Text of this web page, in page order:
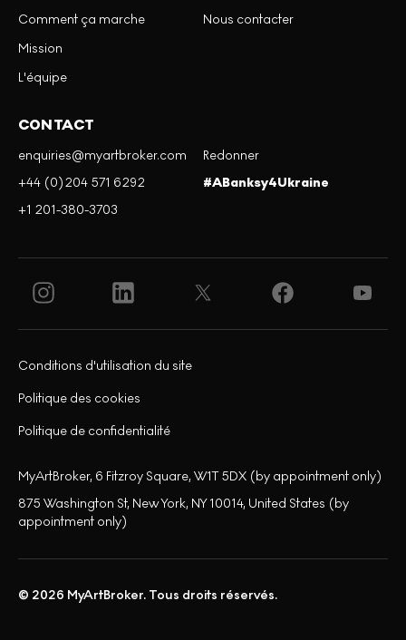
Comment ça marche
Mission
L'équipe
Nous contacter
CONTACT
enquiries@myartbroker.com
+44 (0)204 571 6292
+1 201-380-3703
Redonner
#ABanksy4Ukraine
Politique de confidentialité
Politique des cookies
Conditions d'utilisation du site
MyArtBroker, 6 Fitzroy Square, W1T 5DX (by appointment only)
875 Washington St, New York, NY 10014, United States (by
appointment only)
© 2026 MyArtBroker. Tous droits réservés.